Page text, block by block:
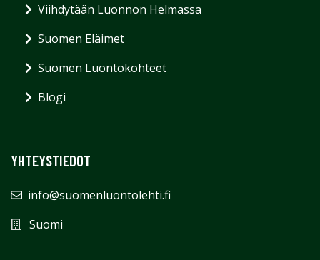
Viihdytään Luonnon Helmassa
Suomen Eläimet
Suomen Luontokohteet
Blogi
YHTEYSTIEDOT
info@suomenluontolehti.fi
Suomi